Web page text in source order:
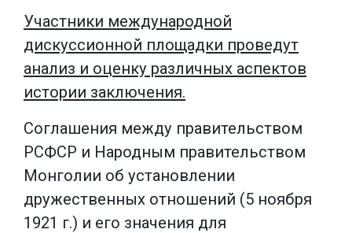
Участники международной
дискуссионной площадки проведут
анализ и оценку различных аспектов
истории заключения.
Соглашения между правительством
РСФСР и Народным правительством
Монголии об установлении
дружественных отношений (5 ноября
1921 г.) и его значения для